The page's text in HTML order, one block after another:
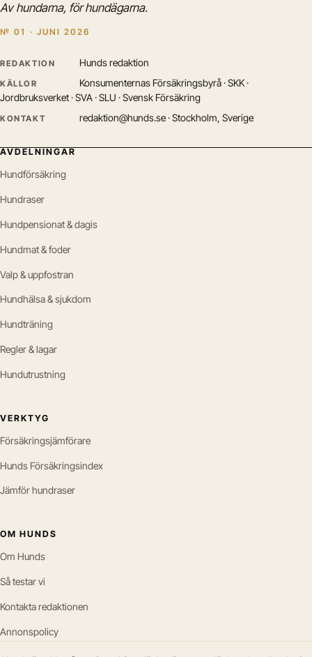
Av hundarna, för hundägarna.
№ 01 · JUNI 2026
REDAKTION Hunds redaktion
KÄLLOR
Konsumenternas Försäkringsbyrå · SKK ·
Jordbruksverket · SVA · SLU · Svensk Försäkring
KONTAKT redaktion@hunds.se · Stockholm, Sverige
AVDELNINGAR
Hundförsäkring
Hundraser
Hundpensionat & dagis
Hundmat & foder
Valp & uppfostran
Hundhälsa & sjukdom
Hundträning
Regler & lagar
Hundutrustning
VERKTYG
Försäkringsjämförare
Hunds Försäkringsindex
Jämför hundraser
OM HUNDS
Om Hunds
Så testar vi
Kontakta redaktionen
Annonspolicy